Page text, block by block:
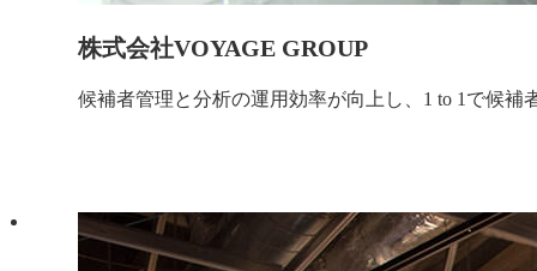
株式会社VOYAGE GROUP
候補者管理と分析の運用効率が向上し、1 to 1で候補